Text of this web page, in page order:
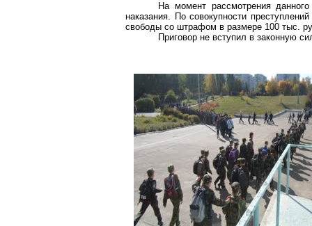
На момент рассмотрения
наказания. По совокупности
свободы со штрафом в размере 100 тыс.
Приговор не вступил в законную